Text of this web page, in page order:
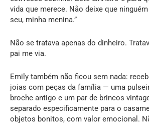
vida que merece. Não deixe que
seu, minha menina.”
Não se tratava apenas do dinheiro.
pai me via.
Emily também não ficou sem nada:
joias com peças da família — uma
broche antigo e um par de brincos
separado especificamente para o
objetos bonitos, com valor emocional.